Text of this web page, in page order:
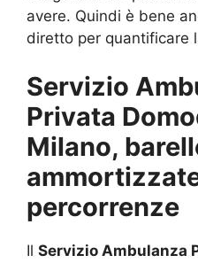
avere. Quindi è bene
diretto per quantificare
Servizio
Privata
Milano,
percorrenze
Il Servizio Ambulanza